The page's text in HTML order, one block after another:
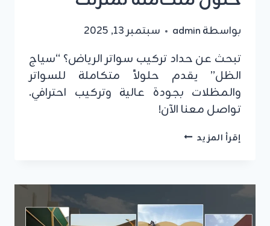
بواسطةadmin سبتمبر 13, 2025
تبحث عن حداد تركيب سواتر الرياض؟ “سياج
الظل” يقدم حلولاً متكاملة للسواتر
والمظلات بجودة عالية وتركيب احترافي.
تواصل معنا الآن!
إقرأ المزيد حداد
في
الرياض: